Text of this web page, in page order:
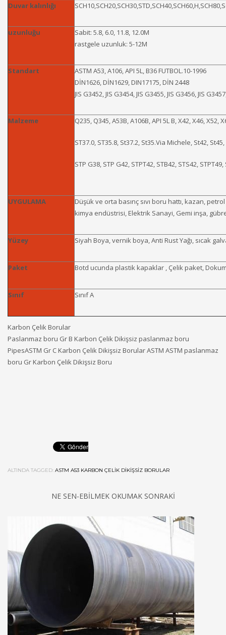
Duvar kalınlığı
uzunluğu
Sabit: 5.8, 6.0, 11.8, 12.0M
rastgele uzunluk: 5-12M
Standart
ASTM A53, A106, API 5L, B36 FUTBOL.10-1996
DİN1626, DİN1629, DIN17175, DİN 2448
JIS G3452, JIS G3454, JIS G3455, JIS G3456, JIS
Malzeme Q235, Q345, A53B, A106B, API 5L B, X42, X46, X52,
ST37.0, ST35.8, St37.2, St35.Via Michele, St42,
STP G38, STP G42, STPT42, STB42, STS42, STPT49,
UYGULAMA
Düşük ve orta basınç sıvı boru hattı, kazan,
kimya endüstrisi, Elektrik Sanayi, Gemi inşa,
Yüzey Siyah Boya, vernik boya, Anti Rust Yağı, sıcak
Paket Botd ucunda plastik kapaklar , Çelik paket,
Sınıf Sınıf A
Karbon Çelik Borular
Paslanmaz boru Gr B Karbon Çelik Dikişsiz paslanmaz boru
PipesASTM Gr C Karbon Çelik Dikişsiz Borular ASTM ASTM paslanmaz
boru Gr Karbon Çelik Dikişsiz Boru
ALTINDA TAGGED: ASTM A53 KARBON ÇELIK DIKIŞSIZ BORULAR
NE SEN-EBILMEK OKUMAK SONRAKI